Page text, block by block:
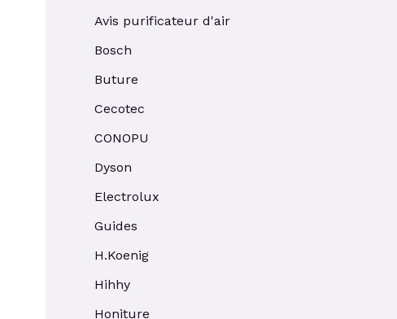
Avis purificateur d'air
Bosch
Buture
Cecotec
CONOPU
Dyson
Electrolux
Guides
H.Koenig
Hihhy
Honiture